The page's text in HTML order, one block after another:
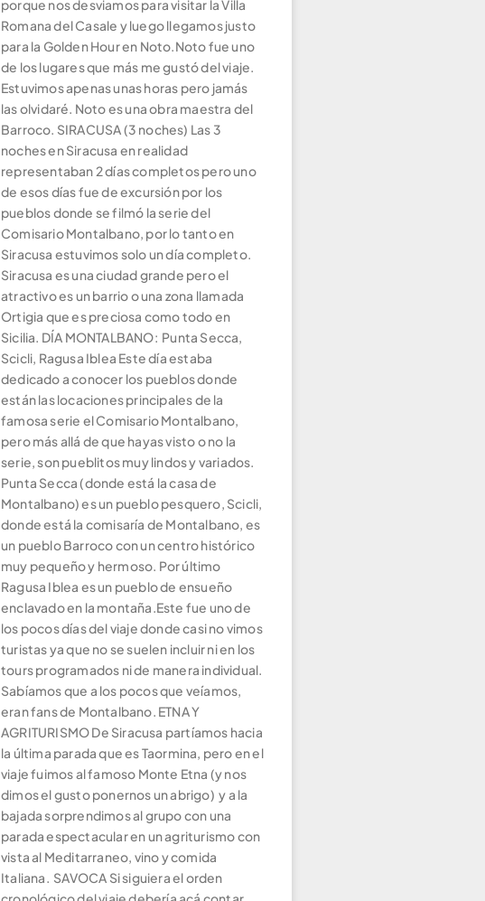
porque nos desviamos para visitar la Villa
Romana del Casale y luego llegamos justo
para la Golden Hour en Noto.Noto fue uno
de los lugares que más me gustó del viaje.
Estuvimos apenas unas horas pero jamás
las olvidaré. Noto es una obra maestra del
Barroco. SIRACUSA (3 noches) Las 3
noches en Siracusa en realidad
representaban 2 días completos pero uno
de esos días fue de excursión por los
pueblos donde se filmó la serie del
Comisario Montalbano, por lo tanto en
Siracusa estuvimos solo un día completo.
Siracusa es una ciudad grande pero el
atractivo es un barrio o una zona llamada
Ortigia que es preciosa como todo en
Sicilia. DÍA MONTALBANO: Punta Secca,
Scicli, Ragusa Iblea Este día estaba
dedicado a conocer los pueblos donde
están las locaciones principales de la
famosa serie el Comisario Montalbano,
pero más allá de que hayas visto o no la
serie, son pueblitos muy lindos y variados.
Punta Secca (donde está la casa de
Montalbano) es un pueblo pesquero, Scicli,
donde está la comisaría de Montalbano, es
un pueblo Barroco con un centro histórico
muy pequeño y hermoso. Por último
Ragusa Iblea es un pueblo de ensueño
enclavado en la montaña.Este fue uno de
los pocos días del viaje donde casi no vimos
turistas ya que no se suelen incluir ni en los
tours programados ni de manera individual.
Sabíamos que a los pocos que veíamos,
eran fans de Montalbano. ETNA Y
AGRITURISMO De Siracusa partíamos hacia
la última parada que es Taormina, pero en el
viaje fuimos al famoso Monte Etna (y nos
dimos el gusto ponernos un abrigo) y a la
bajada sorprendimos al grupo con una
parada espectacular en un agriturismo con
vista al Meditarraneo, vino y comida
Italiana. SAVOCA Si siguiera el orden